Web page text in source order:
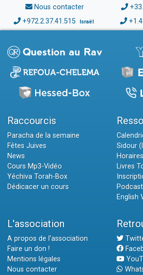
Nous contacter
+972.2.37.41.515 Israël
Raccourcis
Paracha de la semaine
Fêtes Juives
News
Cours Mp3-Vidéo
Yéchiva Torah-Box
Dédicacer un cours
Sidour
Livres
English
L'association
A propos de l'association
Faire un don !
Mentions légales
Nous contacter